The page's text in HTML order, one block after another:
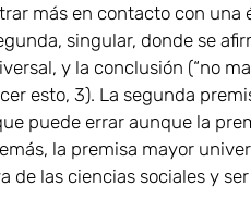
más en contacto con una
singular, donde se
y la conclusión (“no
esto, 3). La segunda
puede errar aunque la
la premisa mayor
de las ciencias sociales y